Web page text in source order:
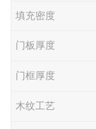
填充密度
门板厚度
门框厚度
木纹工艺